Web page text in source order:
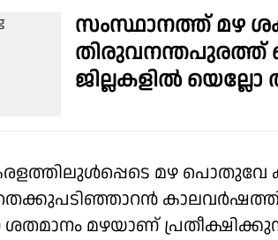
സംസ്ഥാനത്ത് മഴ
തിരുവനന്തപുരത്ത്
ജില്ലകളിൽ യെല്ലോ
മഴ
ശതമാനം മഴയാണ്